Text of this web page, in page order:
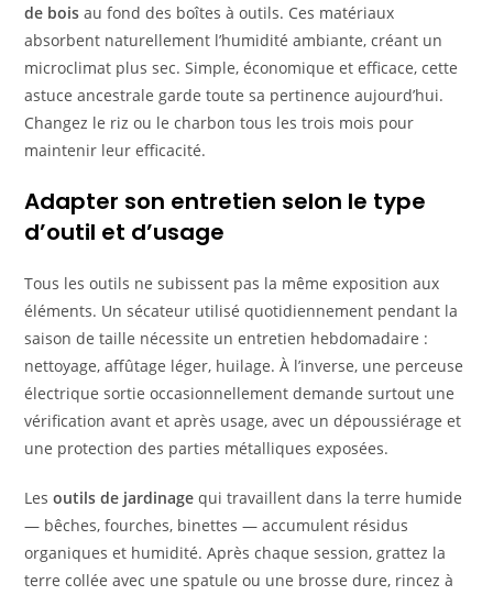
de bois au fond des boîtes à outils. Ces matériaux
absorbent naturellement l’humidité ambiante, créant un
microclimat plus sec. Simple, économique et efficace, cette
astuce ancestrale garde toute sa pertinence aujourd’hui.
Changez le riz ou le charbon tous les trois mois pour
maintenir leur efficacité.
Adapter son entretien selon le type
d’outil et d’usage
Tous les outils ne subissent pas la même exposition aux
éléments. Un sécateur utilisé quotidiennement pendant la
saison de taille nécessite un entretien hebdomadaire :
nettoyage, affûtage léger, huilage. À l’inverse, une perceuse
électrique sortie occasionnellement demande surtout une
vérification avant et après usage, avec un dépoussiérage et
une protection des parties métalliques exposées.
Lesoutils de jardinage qui travaillent dans la terre humide
— bêches, fourches, binettes — accumulent résidus
organiques et humidité. Après chaque session, grattez la
terre collée avec une spatule ou une brosse dure, rincez à